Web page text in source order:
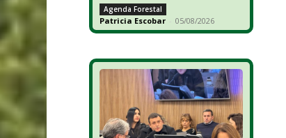
Agenda Forestal
Patricia Escobar - 05/08/2026